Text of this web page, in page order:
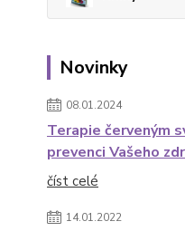
Novinky
08.01.2024
Terapie červeným
prevenci Vašeho
číst celé
14.01.2022